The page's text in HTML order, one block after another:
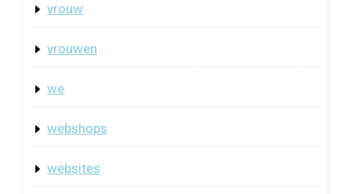
vrouw
vrouwen
we
webshops
websites